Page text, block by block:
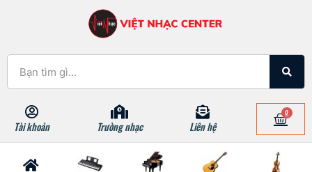
Tài khoản Trường nhạc Liên hệ
0